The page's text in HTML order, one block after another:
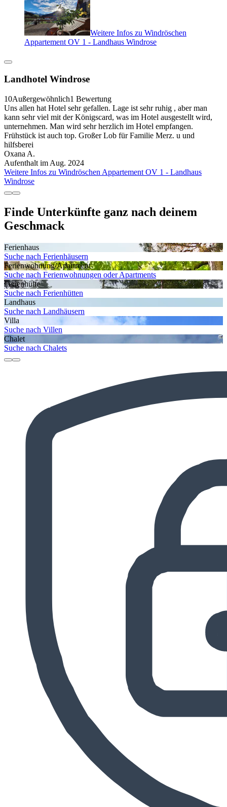
Weitere Infos zu Windröschen
Appartement OV 1 - Landhaus Windrose
Landhotel Windrose
10Außergewöhnlich1 Bewertung
Uns allen hat Hotel sehr gefallen. Lage ist sehr ruhig , aber man
kann sehr viel mit der Königscard, was im Hotel ausgestellt wird,
unternehmen. Man wird sehr herzlich im Hotel empfangen.
Frühstück ist auch top. Großer Lob für Familie Merz. u und
hilfsberei
Oxana A.
Aufenthalt im Aug. 2024
Weitere Infos zu Windröschen Appartement OV 1 - Landhaus
Windrose
Finde Unterkünfte ganz nach deinem
Geschmack
Ferienhaus
Suche nach Ferienhäusern
Ferienwohnung/Apartment
Suche nach Ferienwohnungen oder Apartments
Ferienhütte
Suche nach Ferienhütten
Landhaus
Suche nach Landhäusern
Villa
Suche nach Villen
Chalet
Suche nach Chalets